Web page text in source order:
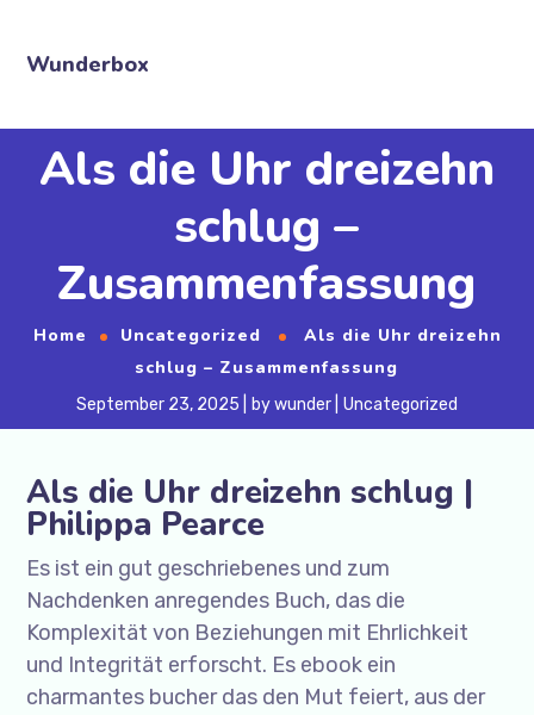
Wunderbox
Als die Uhr dreizehn
schlug –
Zusammenfassung
Home Uncategorized
Als die Uhr dreizehn
schlug – Zusammenfassung
September 23, 2025 bywunder Uncategorized
Als die Uhr dreizehn schlug |
Philippa Pearce
Es ist ein gut geschriebenes und zum
Nachdenken anregendes Buch, das die
Komplexität von Beziehungen mit Ehrlichkeit
und Integrität erforscht. Es ebook ein
charmantes bucher das den Mut feiert, aus der